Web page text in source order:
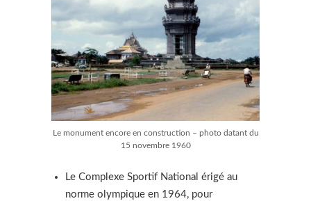
Le monument encore en construction – photo datant du
15 novembre 1960
Le Complexe Sportif National érigé au
norme olympique en 1964, pour